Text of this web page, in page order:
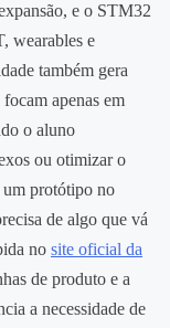
e o STM32
wearables e
também gera
apenas em
o aluno
ou otimizar o
um protótipo no
de algo que vá
no site oficial da
de produto e a
a necessidade de